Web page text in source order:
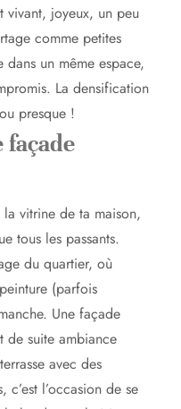
vivant, joyeux, un peu
comme petites
un même espace,
La densification
presque !
façade
la vitrine de ta maison,
tous les passants.
du quartier, où
(parfois
Une façade
de suite ambiance
avec des
l’occasion de se